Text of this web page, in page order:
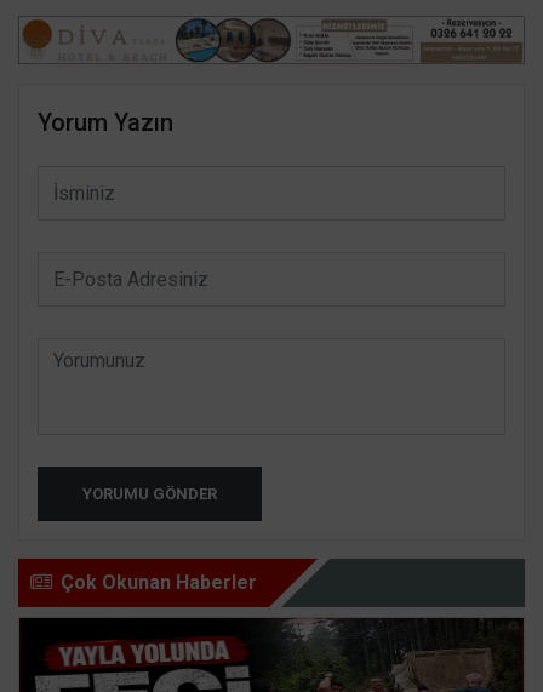
Yorum Yazın
YORUMU GÖNDER
Çok Okunan Haberler